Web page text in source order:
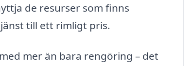
de resurser som finns
till ett rimligt pris.
mer än bara rengöring – det